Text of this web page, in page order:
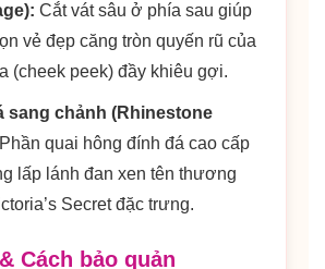
Cắt vát sâu ở phía sau giúp
vẻ đẹp căng tròn quyến rũ của
(cheek peek) đầy khiêu gợi.
sang chảnh (Rhinestone
Phần quai hông đính đá cao cấp
lấp lánh đan xen tên thương
Secret đặc trưng.
Cách bảo quản